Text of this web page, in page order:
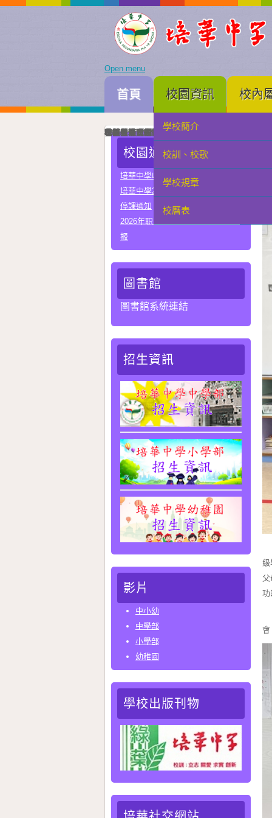
Open menu
首頁 校園資訊
學校簡介
校訓、校歌
學校規章
校曆表
校內
我校與河南省實驗中學正式締結姐妹校
培華中學建校三十周年暨智慧教學及科技教育
智慧教學及科技教育成果展一眾主禮嘉賓為成
中國優秀運動員王麗與我校簽署合作協議共育體
李秋林校長與孫詠雅副校長率領學生代表出席
2025年度中學畢業典禮高三畢業生與嘉賓合照
我校與澳門理工大學正式署合作協議
我校與澳門電訊正式簽署人工智能合作協議
我校與珠海市金灣區四季學校締結姐妹學校
我校男子D組在第四十九屆學界籃球比賽中榮獲
學科常識問答比賽圓滿落幕嘉賓、行政、老師
在第三十四屆校際戲劇比賽中我校小學組榮獲
在第三十四屆校際戲劇比賽中我校中學組A隊
在第三十四屆校際戲劇比賽中我校中學組B隊榮
我校與常州市第一中學締結姐妹學校
我校在第四十四屆校際舞蹈比賽榮獲小學組優良
我校在第四十四屆校際舞蹈比賽榮獲中學組甲級
校園通告
培華中學收費項目一覽表
培華中學2024-2025學年報名費
停課通知
2026年职业教育国家教学成果奖申
报
圖書館
圖書館系統連結
招生資訊
影片
中小幼
中學部
小學部
幼稚園
學校出版刊物
級
功
會